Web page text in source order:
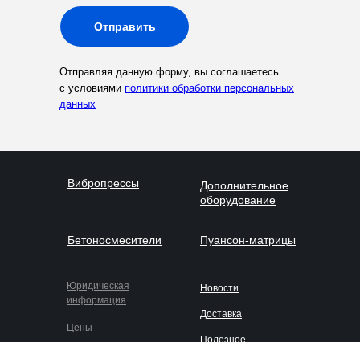
Отправить
Отправляя данную форму, вы соглашаетесь
с условиями политики обработки персональных
данных
Вибропрессы
Юридическая
информация
Бетоносмесители
Дополнительное
оборудование
Пуансон-матрицы
Цены
Новости
Доставка
Полезное